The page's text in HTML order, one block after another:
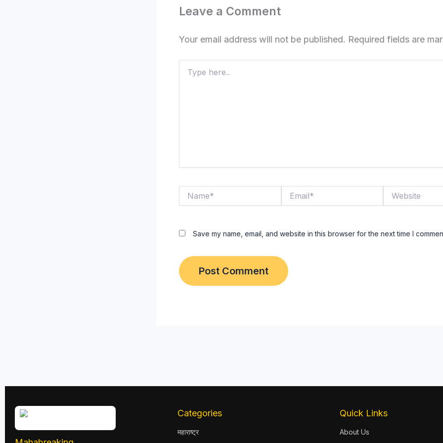
Leave a Comment
Your email address will not be published. Required fields are
here..
Save my name, email, and website in this browser for the next time I
Categories
महाराष्ट्र
Quick Links
About Us